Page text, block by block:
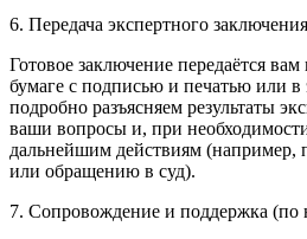
6. Передача экспертного
Готовое заключение передаётся
бумаге с подписью и печатью или
подробно разъясняем результаты
ваши вопросы и, при
дальнейшим действиям (например,
или обращению в суд).
7. Сопровождение и поддержка (по